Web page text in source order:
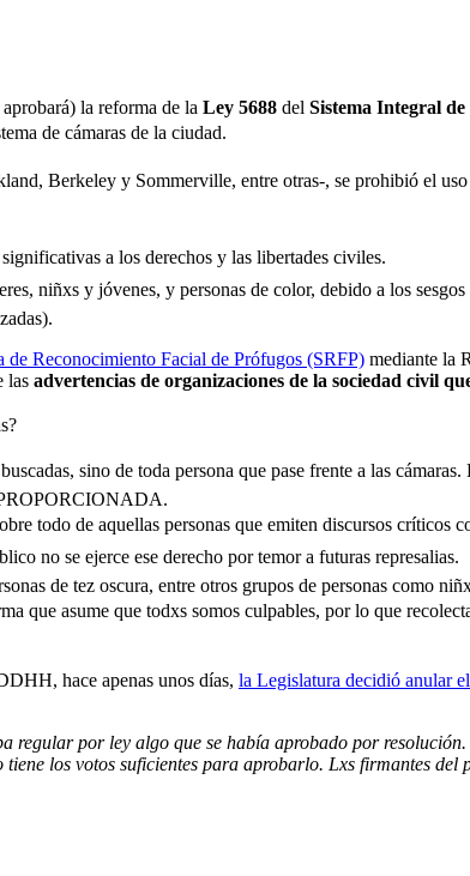
la reforma de la Ley 5688 del Sistema Integral
de cámaras de la ciudad.
Berkeley y Sommerville, entre otras-, se prohibió el
a los derechos y las libertades civiles.
niñxs y jóvenes, y personas de color, debido a los
Reconocimiento Facial de Prófugos (SRFP) mediante la
las advertencias de organizaciones de la sociedad civil
sino de toda persona que pase frente a las
todo de aquellas personas que emiten discursos críticos
no se ejerce ese derecho por temor a futuras represalias.
de tez oscura, entre otros grupos de personas como
que asume que todxs somos culpables, por lo que
hace apenas unos días, la Legislatura decidió anular
regular por ley algo que se había aprobado por
los votos suficientes para aprobarlo. Lxs firmantes del